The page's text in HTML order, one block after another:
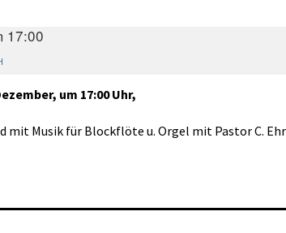
17:00
um 17:00 Uhr,
Musik für Blockflöte u. Orgel mit Pastor C.